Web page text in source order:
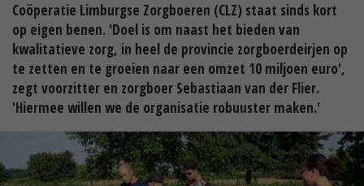
Coöperatie Limburgse Zorgboeren (CLZ) staat sinds kort
op eigen benen. 'Doel is om naast het bieden van
kwalitatieve zorg, in heel de provincie zorgboerdeirjen op
te zetten en te groeien naar een omzet 10 miljoen euro',
zegt voorzitter en zorgboer Sebastiaan van der Flier.
'Hiermee willen we de organisatie robuuster maken.'